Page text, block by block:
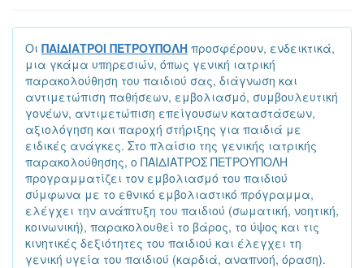
Οι ΠΑΙΔΙΑΤΡΟΙ ΠΕΤΡΟΥΠΟΛΗ προσφέρουν, ενδεικτικά,
μια γκάμα υπηρεσιών, όπως γενική ιατρική
παρακολούθηση του παιδιού σας, διάγνωση και
αντιμετώπιση παθήσεων, εμβολιασμό, συμβουλευτική
γονέων, αντιμετώπιση επείγουσων καταστάσεων,
αξιολόγηση και παροχή στήριξης για παιδιά με
ειδικές ανάγκες. Στο πλαίσιο της γενικής ιατρικής
παρακολούθησης, ο ΠΑΙΔΙΑΤΡΟΣ ΠΕΤΡΟΥΠΟΛΗ
προγραμματίζει τον εμβολιασμό του παιδιού
σύμφωνα με το εθνικό εμβολιαστικό πρόγραμμα,
ελέγχει την ανάπτυξη του παιδιού (σωματική, νοητική,
κοινωνική), παρακολουθεί το βάρος, το ύψος και τις
κινητικές δεξιότητες του παιδιού και έλεγχει τη
γενική υγεία του παιδιού (καρδιά, αναπνοή, όραση).